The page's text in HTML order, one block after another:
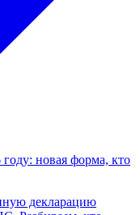
новая форма, кто
декларацию